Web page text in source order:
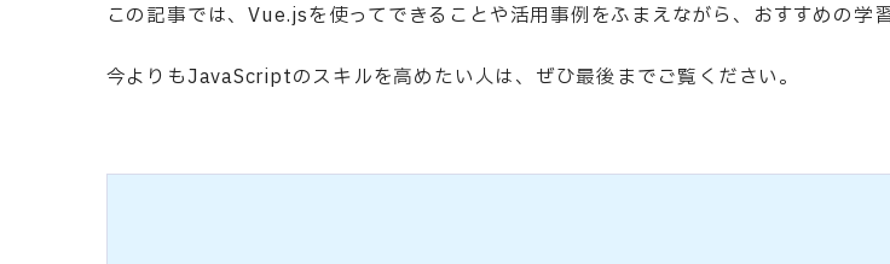
この記事では、Vue.jsを使ってできることや活用事例をふまえながら、おすすめの学
今よりもJavaScriptのスキルを高めたい人は、ぜひ最後までご覧ください。